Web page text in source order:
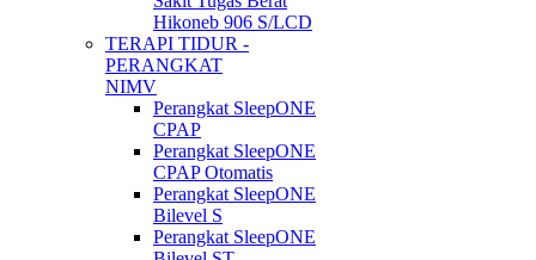
Hikoneb 906 S/LCD
TERAPI TIDUR -
PERANGKAT
NIMV
Perangkat SleepONE
CPAP
Perangkat SleepONE
CPAP Otomatis
Perangkat SleepONE
Bilevel S
Perangkat SleepONE